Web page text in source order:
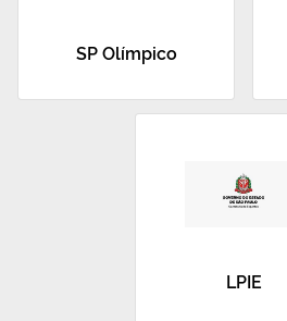
SP Olímpico
LPIE